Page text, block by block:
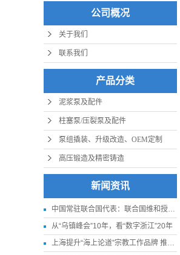
公司概况
关于我们
联系我们
产品分类
泥浆泵及配件
柱塞泵/压裂泵及配件
泵组撬装、升级改造、OEM定制
高压锻造及精密铸造
新闻资讯
中国常驻联合国代表：联合国维和授权应更贴近实际
从“乌镇峰会”10年，看“数字浙江”20年
上海提升“海上论道”宗教工作品牌 推进我国宗教中国化走深走实